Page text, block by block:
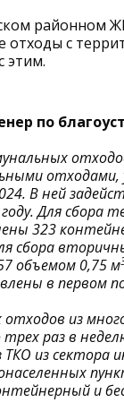
районном
отходы с
этим.
по
В ней
Для сбора
323
сбора
объемом 0,75 м
в первом
из
раз в
из сектора
и